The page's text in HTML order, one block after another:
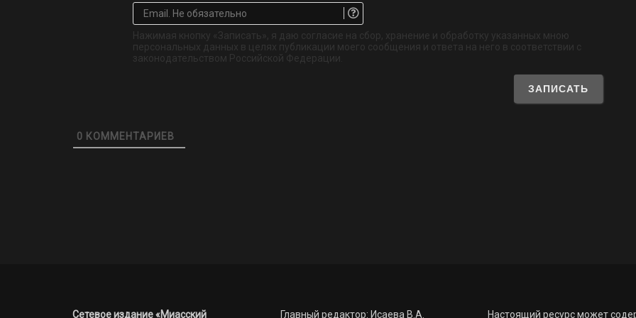
Email.
обязательно
Нажимая кнопку «Записать», я даю согласие на сбор, хранение и обработку указанных мною
персональных данных в целях публикации моего сообщения и ответа на него в соответствии с
законодательством Российской Федерации.
0 КОММЕНТАРИЕВ
Сетевое издание «Миасский Главный редактор: Исаева В.А. Настоящий ресурс может